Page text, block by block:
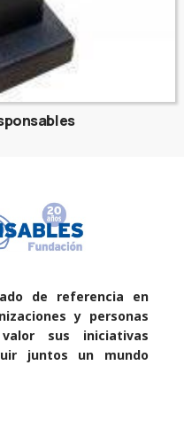
de referencia en
y personas
sus iniciativas
juntos un mundo